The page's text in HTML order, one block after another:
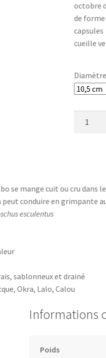
octobre
de forme
capsules
cueille
se mange cuit ou cru dans
peut conduire en grimpante
esculentus
sablonneux et drainé
Okra, Lalo, Calou
Informations
Poids